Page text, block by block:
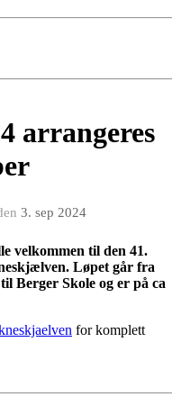
arrangeres
3. sep 2024
velkommen til den 41.
Løpet går fra
Berger Skole og er på ca
for komplett